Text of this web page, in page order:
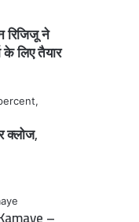
रिजिजू ने
के लिए तैयार
क्लोज,